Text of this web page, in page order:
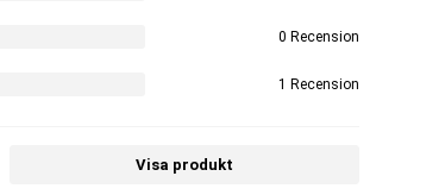
0 Recension
1 Recension
Visa produkt